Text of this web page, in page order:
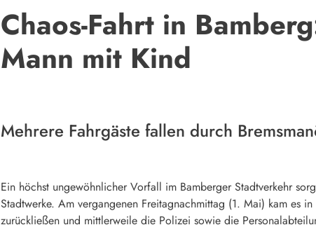
Chaos-Fahrt in
Mann mit Kind
Mehrere Fahrgäste fallen durch
Ein höchst ungewöhnlicher Vorfall im Bamberger Stadtverkehr
Stadtwerke. Am vergangenen Freitagnachmittag (1. Mai) kam es
zurückließen und mittlerweile die Polizei sowie die